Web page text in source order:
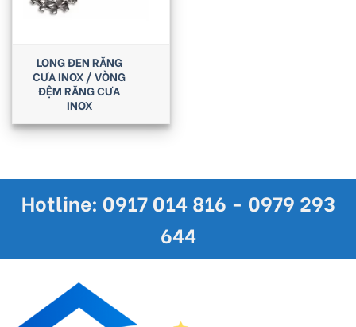
LONG ĐEN RĂNG
CƯA INOX / VÒNG
ĐỆM RĂNG CƯA
INOX
Hotline: 0917 014 816 - 0979 293
644